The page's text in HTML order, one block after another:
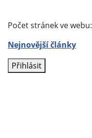
Počet stránek ve webu:
Nejnovější články
Přihlásit